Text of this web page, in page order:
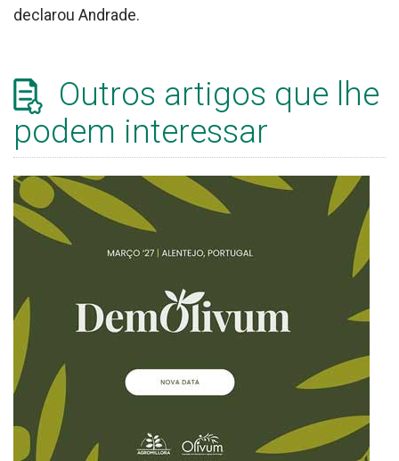
declarou Andrade.
Outros artigos que lhe
podem interessar